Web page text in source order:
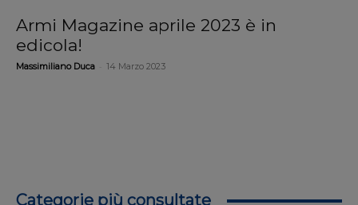
Armi Magazine aprile 2023 è in
edicola!
Massimiliano Duca 14 Marzo 2023
Categorie più consultate